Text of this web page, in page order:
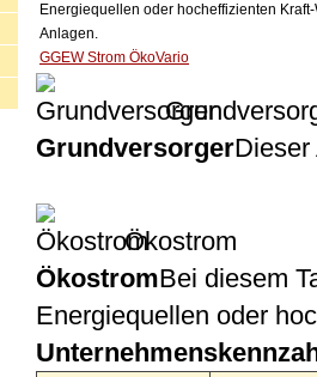
Energiequellen oder hocheffizienten
Anlagen.
GGEW Strom ÖkoVario
GrundversorgerDieser
Ökostrom
ÖkostromBei diesem
Energiequellen oder